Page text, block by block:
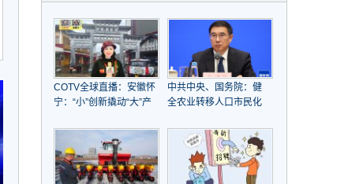
COTV全球直播：安徽怀
宁：“小”创新撬动“大”产
中共中央、国务院：健
全农业转移人口市民化
地参保户籍限制